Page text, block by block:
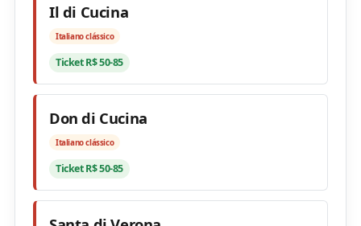
Il di Cucina
Italiano clássico
Ticket R$ 50-85
Don di Cucina
Italiano clássico
Ticket R$ 50-85